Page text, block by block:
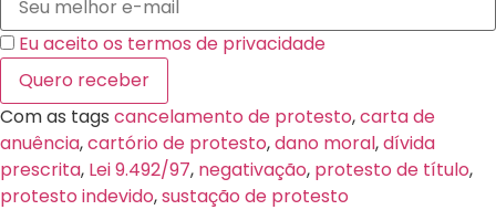
Eu aceito os termos de privacidade
Com as tags cancelamento de protesto,carta de
anuência,cartório de protesto,dano moral,dívida
prescrita, Lei 9.492/97, negativação, protesto de título,
protesto indevido,sustação de protesto